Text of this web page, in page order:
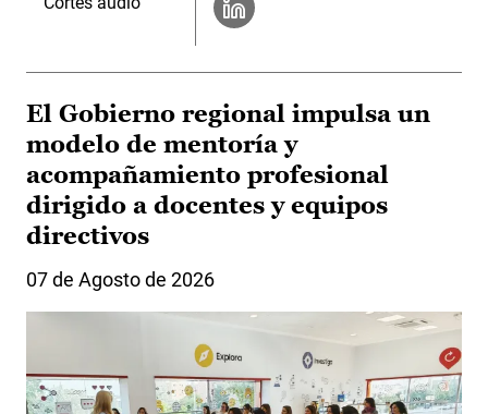
El Gobierno regional impulsa un
modelo de mentoría y
acompañamiento profesional
dirigido a docentes y equipos
directivos
07 de Agosto de 2026